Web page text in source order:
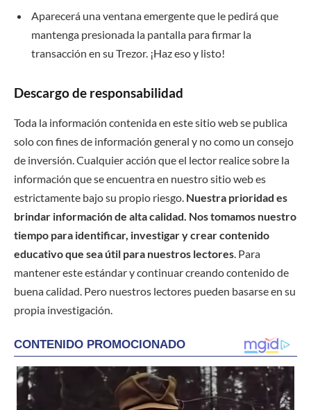
Aparecerá una ventana emergente que le pedirá que
mantenga presionada la pantalla para firmar la
transacción en su Trezor. ¡Haz eso y listo!
Descargo de responsabilidad
Toda la información contenida en este sitio web se publica
solo con fines de información general y no como un consejo
de inversión. Cualquier acción que el lector realice sobre la
información que se encuentra en nuestro sitio web es
estrictamente bajo su propio riesgo. Nuestra prioridad es
brindar información de alta calidad. Nos tomamos nuestro
tiempo para identificar, investigar y crear contenido
educativo que sea útil para nuestros lectores . Para
mantener este estándar y continuar creando contenido de
buena calidad. Pero nuestros lectores pueden basarse en su
propia investigación.